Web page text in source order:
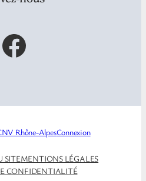
Facebook
Rhône-AlpesConnexion
SITEMENTIONS LÉGALES
CONFIDENTIALITÉ